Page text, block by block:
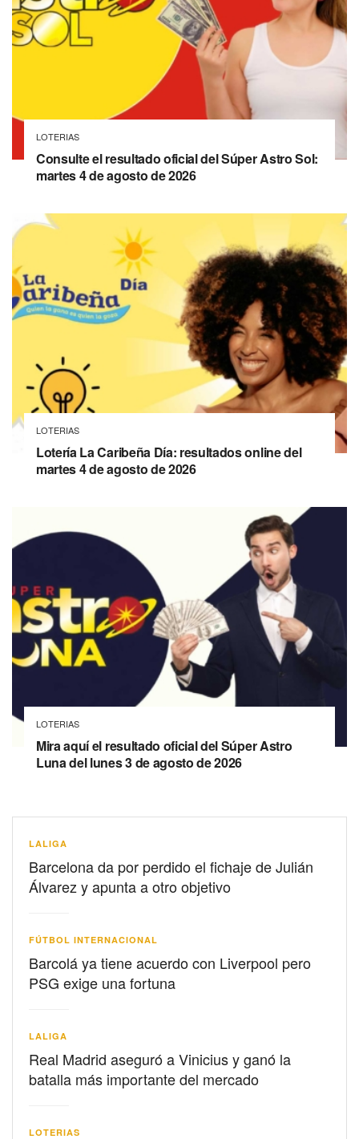
LOTERIAS
Consulte el resultado oficial del Súper Astro Sol:
martes 4 de agosto de 2026
LOTERIAS
Lotería La Caribeña Día: resultados online del
martes 4 de agosto de 2026
LOTERIAS
Mira aquí el resultado oficial del Súper Astro
Luna del lunes 3 de agosto de 2026
LALIGA
Barcelona da por perdido el fichaje de Julián
Álvarez y apunta a otro objetivo
FÚTBOL INTERNACIONAL
Barcolá ya tiene acuerdo con Liverpool pero
PSG exige una fortuna
LALIGA
Real Madrid aseguró a Vinicius y ganó la
batalla más importante del mercado
LOTERIAS